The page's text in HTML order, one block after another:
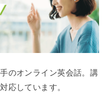
のオンライン英会話。講
応しています。